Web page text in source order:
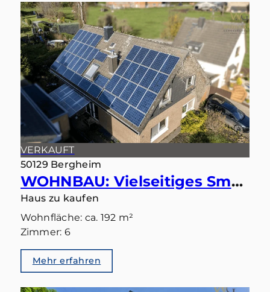
VERKAUFT
50129 Bergheim
WOHNBAU: Vielseitiges Smart-Home: Ideal als Einfamilienhaus oder Zweiparteienhaus
Haus zu kaufen
Wohnfläche: ca. 192 m²
Zimmer: 6
Mehr erfahren